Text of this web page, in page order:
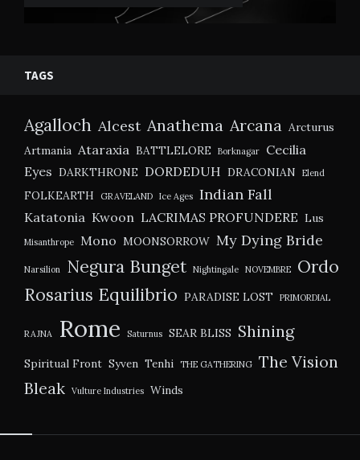
TAGS
Agalloch Alcest Anathema Arcana Arcturus
Artmania Ataraxia BATTLELORE Borknagar
Cecilia
Eyes DARKTHRONE DORDEDUH DRACONIAN Elend
FOLKEARTH GRAVELAND Ice Ages Indian Fall
Katatonia Kwoon LACRIMAS PROFUNDERE Lus
Misanthrope Mono MOONSORROW My Dying Bride
Narsilion Negura Bunget Nightingale NOVEMBRE
Ordo
Rosarius Equilibrio PARADISE LOST PRIMORDIAL
RAJNA Rome Saturnus SEAR BLISS Shining
Spiritual Front Syven Tenhi THE GATHERING The Vision
Bleak Vulture Industries Winds